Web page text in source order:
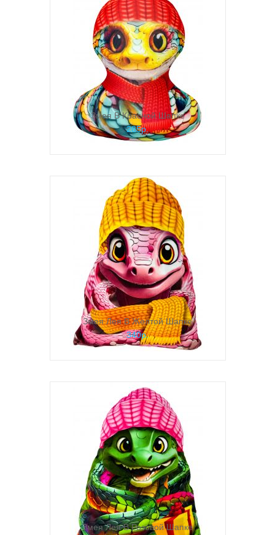
Змея В Красной Шапке
285р.
Змея Лея В Желтой Шапке
340р.
Змея Лея В Розовой Шапке